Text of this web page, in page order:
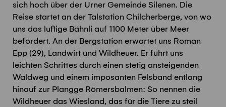
sich hoch über der Urner Gemeinde Silenen. Die
Reise startet an der Talstation Chilcherberge, von wo
uns das luftige Bähnli auf 1100 Meter über Meer
befördert. An der Bergstation erwartet uns Roman
Epp (29), Landwirt und Wildheuer. Er führt uns
leichten Schrittes durch einen stetig ansteigenden
Waldweg und einem imposanten Felsband entlang
hinauf zur Plangge Römersbalmen: So nennen die
Wildheuer das Wiesland, das für die Tiere zu steil